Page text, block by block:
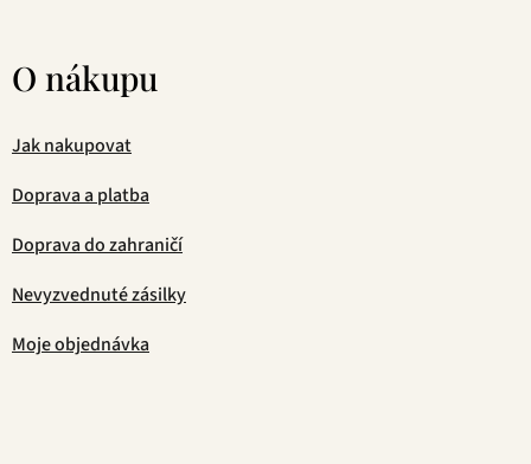
O nákupu
Jak nakupovat
Doprava a platba
Doprava do zahraničí
Nevyzvednuté zásilky
Moje objednávka